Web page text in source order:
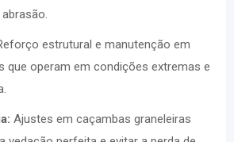
estrutural e manutenção em
que operam em condições extremas e
Ajustes em caçambas graneleiras